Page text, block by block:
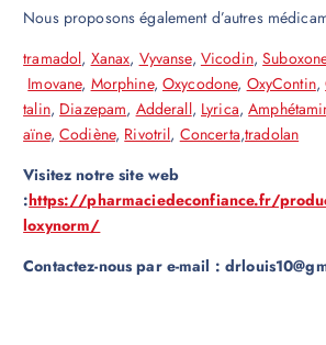
Nous proposons également d’autres
tramadol, Xanax, Vyvanse, Vicodin,
Imovane, Morphine, Oxycodone, OxyContin,
talin, Diazepam, Adderall, Lyrica,
aïne, Codiène, Rivotril, Concerta,tradolan
Visitez notre site web
:https://pharmaciedeconfiance.fr/
loxynorm/
Contactez-nous par e-mail :